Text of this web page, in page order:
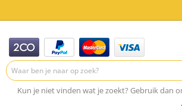
Kun je niet vinden wat je zoekt? Gebruik dan